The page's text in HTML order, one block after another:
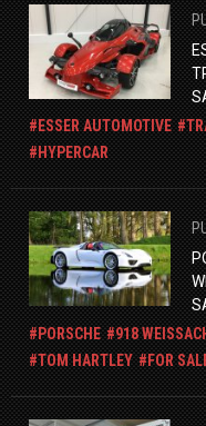
ESSER AUTOMOTIVE
HYPERCAR
PORSCHE
918
TOM HARTLEY
FOR